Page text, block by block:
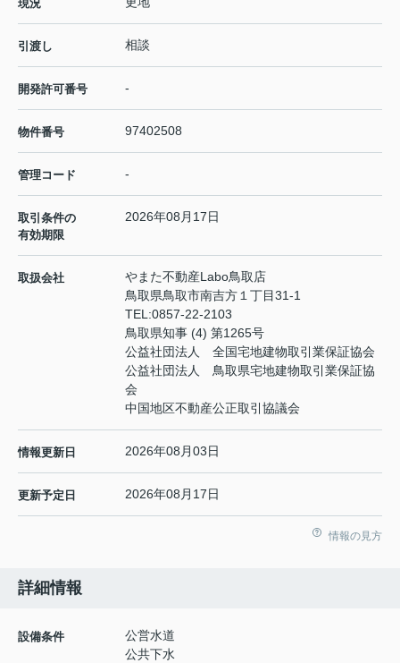
現況
引渡し 相談
開発許可番号 -
物件番号 97402508
管理コード -
取引条件の
有効期限
2026年08月17日
取扱会社
やまた不動産Labo鳥取店
鳥取県鳥取市南吉方１丁目31-1
TEL:0857-22-2103
鳥取県知事 (4) 第1265号
公益社団法人 全国宅地建物取引業保証協会
公益社団法人 鳥取県宅地建物取引業保証協
会
中国地区不動産公正取引協議会
情報更新日 2026年08月03日
更新予定日 2026年08月17日
情報の見方
詳細情報
設備条件
公営水道
公共下水